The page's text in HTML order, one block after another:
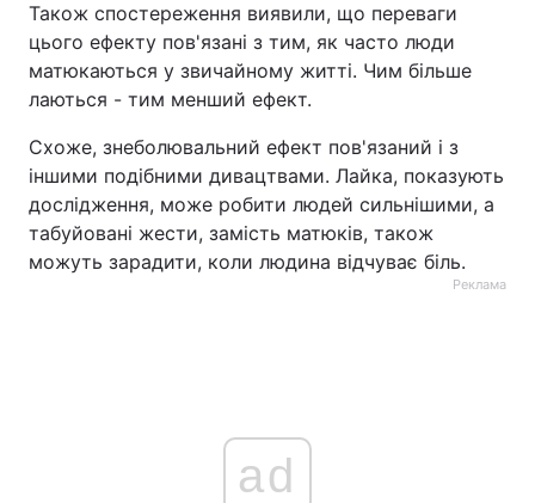
Також спостереження виявили, що переваги
цього ефекту пов'язані з тим, як часто люди
матюкаються у звичайному житті. Чим більше
лаються - тим менший ефект.
Схоже, знеболювальний ефект пов'язаний і з
іншими подібними дивацтвами. Лайка, показують
дослідження, може робити людей сильнішими, а
табуйовані жести, замість матюків, також
можуть зарадити, коли людина відчуває біль.
Реклама
ad